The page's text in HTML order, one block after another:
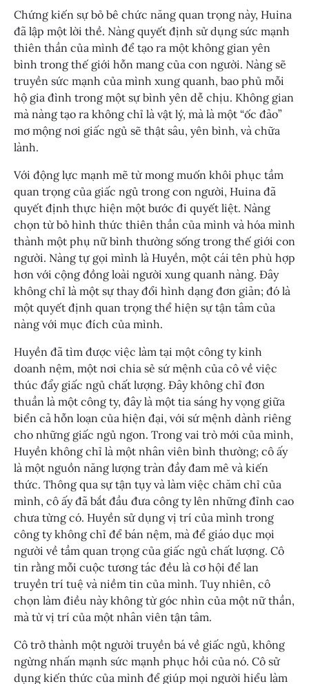
Chứng kiến sự bỏ bê chức năng quan trọng này, Huina
đã lập một lời thề. Nàng quyết định sử dụng sức mạnh
thiên thần của mình để tạo ra một không gian yên
bình trong thế giới hỗn mang của con người. Nàng sẽ
truyền sức mạnh của mình xung quanh, bao phủ mỗi
hộ gia đình trong một sự bình yên dễ chịu. Không gian
mà nàng tạo ra không chỉ là vật lý, mà là một “ốc đảo”
mơ mộng nơi giấc ngủ sẽ thật sâu, yên bình, và chữa
lành.
Với động lực mạnh mẽ từ mong muốn khôi phục tầm
quan trọng của giấc ngủ trong con người, Huina đã
quyết định thực hiện một bước đi quyết liệt. Nàng
chọn từ bỏ hình thức thiên thần của mình và hóa mình
thành một phụ nữ bình thường sống trong thế giới con
người. Nàng tự gọi mình là Huyền, một cái tên phù hợp
hơn với cộng đồng loài người xung quanh nàng. Đây
không chỉ là một sự thay đổi hình dạng đơn giản; đó là
một quyết định quan trọng thể hiện sự tận tâm của
nàng với mục đích của mình.
Huyền đã tìm được việc làm tại một công ty kinh
doanh nệm, một nơi chia sẻ sứ mệnh của cô về việc
thúc đẩy giấc ngủ chất lượng. Đây không chỉ đơn
thuần là một công ty, đây là một tia sáng hy vọng giữa
biển cả hỗn loạn của hiện đại, với sứ mệnh dành riêng
cho những giấc ngủ ngon. Trong vai trò mới của mình,
Huyền không chỉ là một nhân viên bình thường; cô ấy
là một nguồn năng lượng tràn đầy đam mê và kiến
thức. Thông qua sự tận tụy và làm việc chăm chỉ của
mình, cô ấy đã bắt đầu đưa công ty lên những đỉnh cao
chưa từng có. Huyền sử dụng vị trí của mình trong
công ty không chỉ để bán nệm, mà để giáo dục mọi
người về tầm quan trọng của giấc ngủ chất lượng. Cô
tin rằng mỗi cuộc tương tác đều là cơ hội để lan
truyền trí tuệ và niềm tin của mình. Tuy nhiên, cô
chọn làm điều này không từ góc nhìn của một nữ thần,
mà từ vị trí của một nhân viên tận tâm.
Cô trở thành một người truyền bá về giấc ngủ, không
ngừng nhấn mạnh sức mạnh phục hồi của nó. Cô sử
dụng kiến thức của mình để giúp mọi người hiểu làm